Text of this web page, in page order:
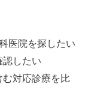
医院を探したい
認したい
対応診療を比